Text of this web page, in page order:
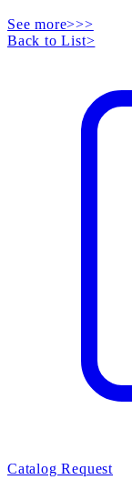
See more>>>
Back to List>
Catalog Request